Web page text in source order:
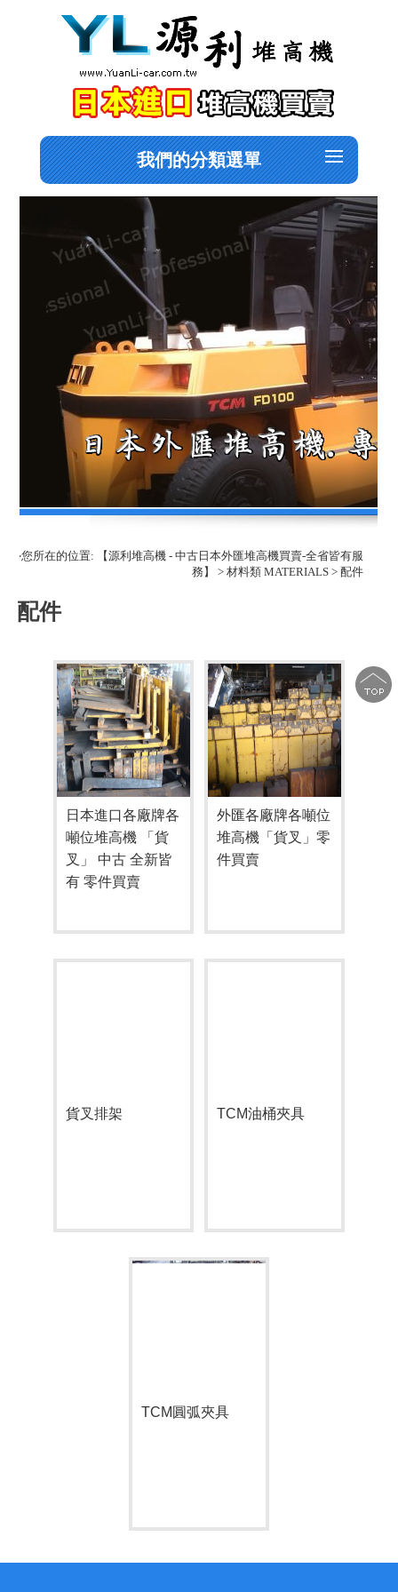
我們的分類選單
‧您所在的位置: 【源利堆高機 - 中古日本外匯堆高機買賣-全省皆有服
務】 > 材料類 MATERIALS > 配件
配件
日本進口各廠牌各
噸位堆高機 「貨
叉」 中古 全新皆
有 零件買賣
外匯各廠牌各噸位
堆高機「貨叉」零
件買賣
貨叉排架 TCM油桶夾具
TCM圓弧夾具